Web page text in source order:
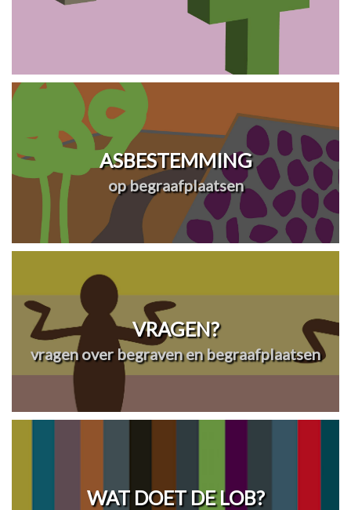
ASBESTEMMING
op begraafplaatsen
VRAGEN?
vragen over begraven en begraafplaatsen
WAT DOET DE LOB?